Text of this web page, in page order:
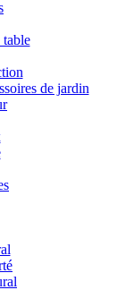
table
de jardin